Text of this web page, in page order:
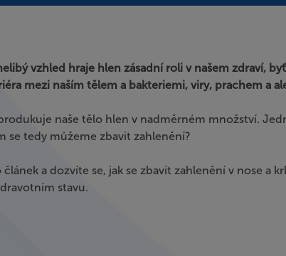
vzhled hraje hlen zásadní roli v našem zdraví,
mezi naším tělem a bakteriemi, viry, prachem a
naše tělo hlen v nadměrném množství.
se tedy můžeme zbavit zahlenění?
a dozvíte se, jak se zbavit zahlenění v nose a
stavu.